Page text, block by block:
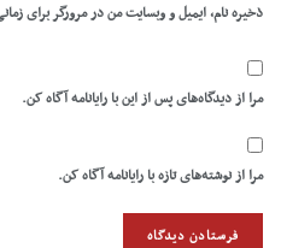
ذخیره نام، ایمیل و وبسایت من در مرورگر برای
مرا از دیدگاه‌های پس از این با رایانامه آگاه کن.
مرا از نوشته‌های تازه با رایانامه آگاه کن.